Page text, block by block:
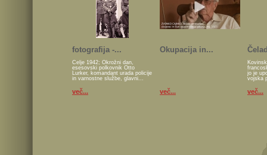
fotografija -...
Celje 1942; Okrožni dan,
esesovski polkovnik Otto
Lurker, komandant urada policije
in varnostne službe, glavni...
več...
Okupacija in...
več...
jo je
vojska
več...